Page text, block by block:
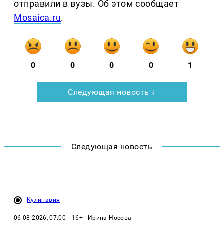
отправили в вузы. Об этом сообщает
Mosaica.ru.
0 0 0 0 1
Следующая новость ↓
Следующая новость
Кулинария
06.08.2026, 07:00 · 16+ · Ирина Носова